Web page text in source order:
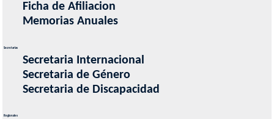
Ficha de Afiliacion
Memorias Anuales
Secretarias
Secretaria Internacional
Secretaria de Género
Secretaria de Discapacidad
Regionales